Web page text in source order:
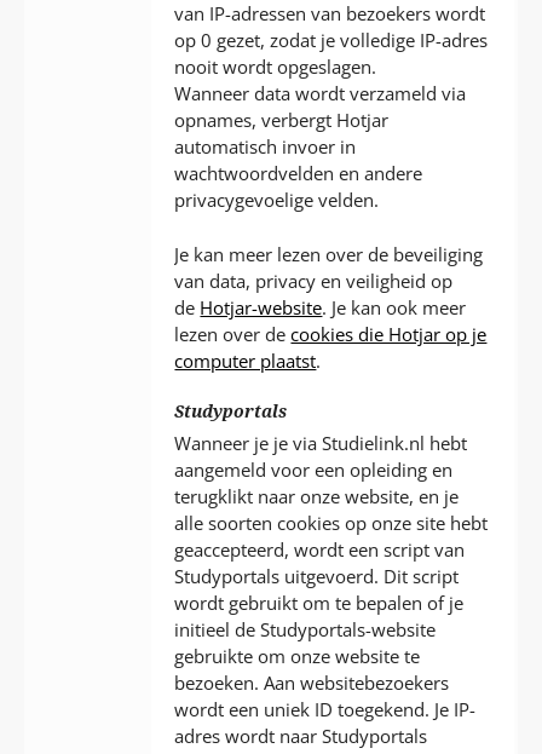
van IP-adressen van bezoekers wordt
op 0 gezet, zodat je volledige IP-adres
nooit wordt opgeslagen.
Wanneer data wordt verzameld via
opnames, verbergt Hotjar
automatisch invoer in
wachtwoordvelden en andere
privacygevoelige velden.
Je kan meer lezen over de beveiliging
van data, privacy en veiligheid op
de Hotjar-website. Je kan ook meer
lezen over decookies die Hotjar op je
computer plaatst.
Studyportals
Wanneer je je via Studielink.nl hebt
aangemeld voor een opleiding en
terugklikt naar onze website, en je
alle soorten cookies op onze site hebt
geaccepteerd, wordt een script van
Studyportals uitgevoerd. Dit script
wordt gebruikt om te bepalen of je
initieel de Studyportals-website
gebruikte om onze website te
bezoeken. Aan websitebezoekers
wordt een uniek ID toegekend. Je IP-
adres wordt naar Studyportals